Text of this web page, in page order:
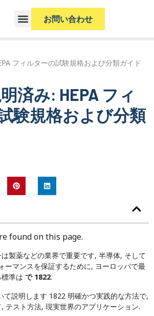
お問い合わせ
フィルターの試験規格および分類ガイド
済み: HEPA フィ
験規格および分類
found on this page.
製薬などの業界で重要です, 半導体, そして
ーマンスを保証するために, ヨーロッパで最
準は で 1822.
て説明します 1822 明確かつ実践的な方法で,
テスト方法, 現実世界のアプリケーション.